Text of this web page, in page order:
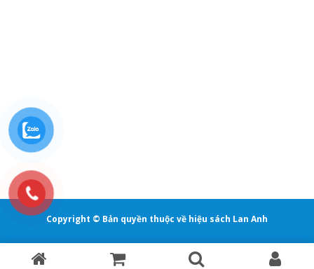
Copyright © Bản quyền thuộc về hiệu sách Lan Anh